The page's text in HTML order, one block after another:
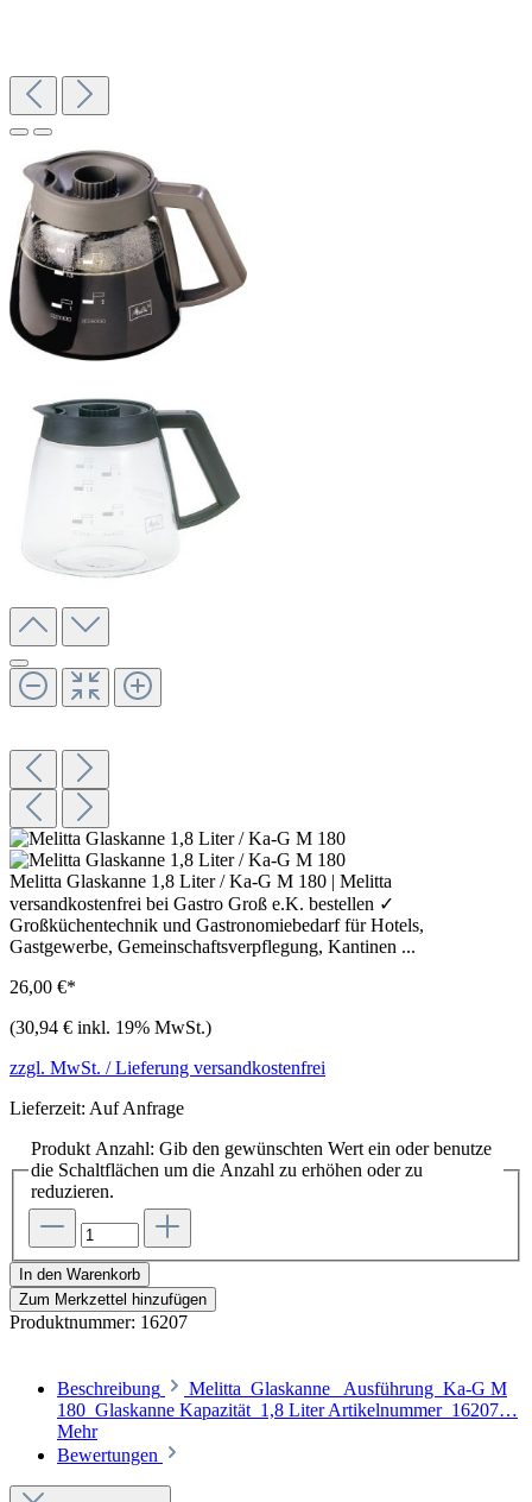
Melitta Glaskanne 1,8 Liter / Ka-G M 180 | Melitta
versandkostenfrei bei Gastro Groß e.K. bestellen ✓
Großküchentechnik und Gastronomiebedarf für Hotels,
Gastgewerbe, Gemeinschaftsverpflegung, Kantinen ...
26,00 €*
(30,94 € inkl. 19% MwSt.)
zzgl. MwSt. / Lieferung versandkostenfrei
Lieferzeit: Auf Anfrage
Produkt Anzahl: Gib den gewünschten Wert ein oder benutze
die Schaltflächen um die Anzahl zu erhöhen oder zu
reduzieren.
In den Warenkorb
Zum Merkzettel hinzufügen
Produktnummer: 16207
Beschreibung
Melitta Glaskanne Ausführung Ka-G M
180 Glaskanne Kapazität 1,8 Liter Artikelnummer 16207…
Mehr
Bewertungen